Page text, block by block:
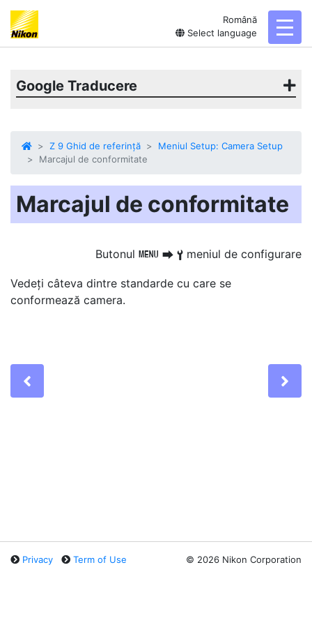
Română
Select language
Google Traducere
Z 9 Ghid de referință
Meniul Setup: Camera Setup
Marcajul de conformitate
Marcajul de conformitate
Butonul G U B meniul de configurare
Vedeți câteva dintre standarde cu care se
conformează camera.
Privacy Term of Use © 2026 Nikon Corporation